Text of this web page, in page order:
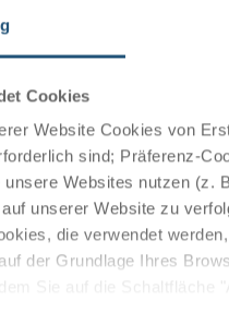
Cookies
Website Cookies von
sind; Präferenz-
unsere Websites nutzen (z.
unserer Website zu
die verwendet
der Grundlage Ihres
einer Minibar,
ausgestattet, um einen
internationale
man sich bei erlesenen
um den Abend